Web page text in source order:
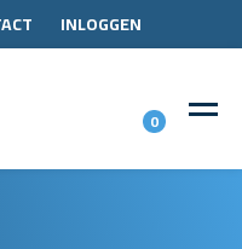
INLOGGEN
0